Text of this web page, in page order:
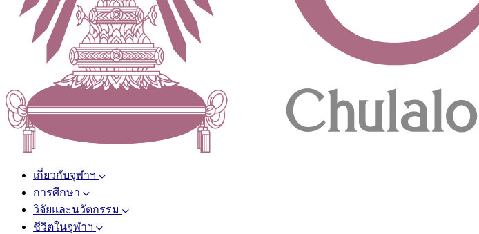
เกี่ยวกับจุฬาฯ
การศึกษา
วิจัยและนวัตกรรม
ชีวิตในจุฬาฯ